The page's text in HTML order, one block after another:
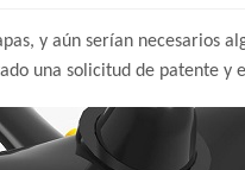
y aún serían necesarios
una solicitud de patente y